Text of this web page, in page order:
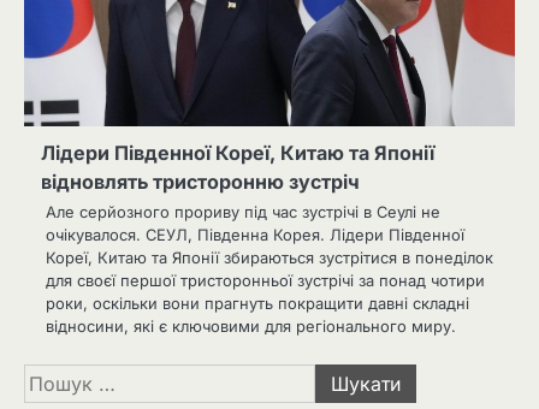
Лідери Південної Кореї, Китаю та Японії
відновлять тристоронню зустріч
Але серйозного прориву під час зустрічі в Сеулі не
очікувалося. СЕУЛ, Південна Корея. Лідери Південної
Кореї, Китаю та Японії збираються зустрітися в понеділок
для своєї першої тристоронньої зустрічі за понад чотири
роки, оскільки вони прагнуть покращити давні складні
відносини, які є ключовими для регіонального миру.
Пошук: